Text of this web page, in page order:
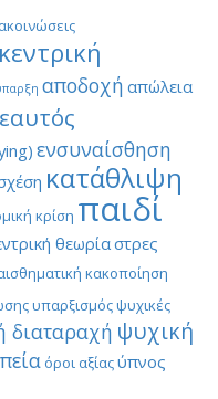
αποδοχή απώλεια
εαυτός
ενσυναίσθηση
κατάθλιψη
κρίση παιδί
θεωρίαστρες
κακοποίηση
υπαρξισμόςψυχικές
διαταραχή ψυχική
όροι αξίαςύπνος